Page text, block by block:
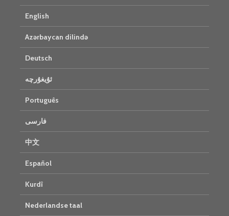
English
Azərbaycan dilində
Deutsch
ئۇيغۇرچە
Português
فارسی
中文
Español
Kurdî
Nederlandse taal